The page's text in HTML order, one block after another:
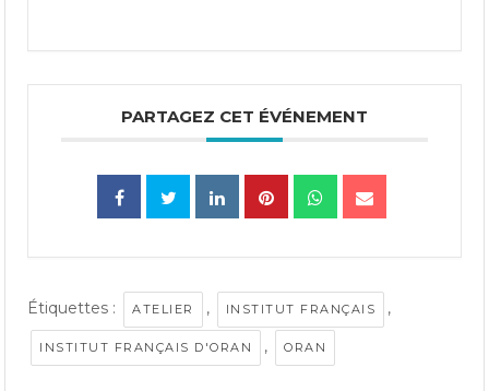
PARTAGEZ CET ÉVÉNEMENT
Étiquettes : ATELIER , INSTITUT FRANÇAIS ,
INSTITUT FRANÇAIS D'ORAN , ORAN